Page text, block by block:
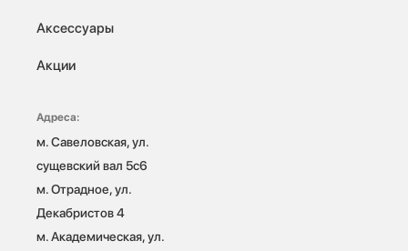
Аксессуары
Акции
Адреса:
м. Савеловская, ул.
сущевский вал 5с6
м. Отрадное, ул.
Декабристов 4
м. Академическая, ул.